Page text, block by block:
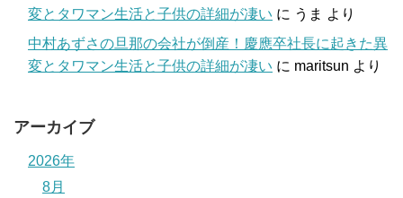
変とタワマン生活と子供の詳細が凄い に うま より
中村あずさの旦那の会社が倒産！慶應卒社長に起きた異
変とタワマン生活と子供の詳細が凄い に maritsun より
アーカイブ
2026年
8月